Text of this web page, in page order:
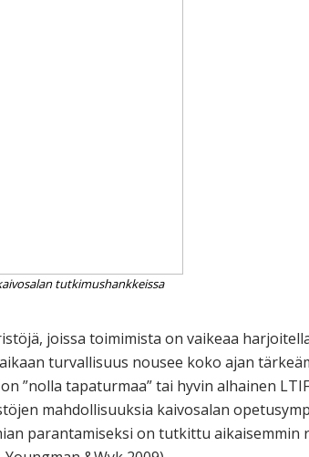
tutkimushankkeissa
joissa toimimista on vaikeaa
turvallisuus nousee koko ajan
”nolla tapaturmaa” tai hyvin alhainen
mahdollisuuksia kaivosalan
parantamiseksi on tutkittu aikaisemmin